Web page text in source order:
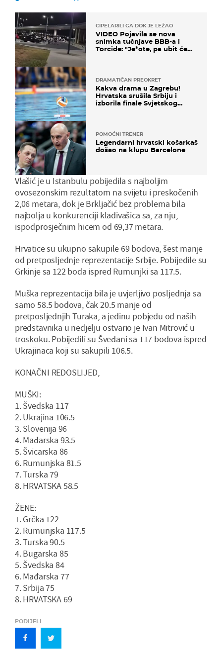
CIPELARILI GA DOK JE LEŽAO
VIDEO Pojavila se nova
snimka tučnjave BBB-a i
Torcide: "Je*ote, pa ubit će
DRAMATIČAN PREOKRET
Kakva drama u Zagrebu!
Hrvatska srušila Srbiju i
izborila finale Svjetskog
POMOĆNI TRENER
Legendarni hrvatski košarkaš
došao na klupu Barcelone
Vlašić je u Istanbulu pobijedila s najboljim
ovosezonskim rezultatom na svijetu i preskočenih
2,06 metara, dok je Brkljačić bez problema bila
najbolja u konkurenciji kladivašica sa, za nju,
ispodprosječnim hicem od 69,37 metara.
Hrvatice su ukupno sakupile 69 bodova, šest manje
od pretposljednje reprezentacije Srbije. Pobijedile su
Grkinje sa 122 boda ispred Rumunjki sa 117.5.
Muška reprezentacija bila je uvjerljivo posljednja sa
samo 58.5 bodova, čak 20.5 manje od
pretposljednjih Turaka, a jedinu pobjedu od naših
predstavnika u nedjelju ostvario je Ivan Mitrović u
troskoku. Pobijedili su Šveđani sa 117 bodova ispred
Ukrajinaca koji su sakupili 106.5.
KONAČNI REDOSLIJED,
MUŠKI:
1. Švedska 117
2. Ukrajina 106.5
3. Slovenija 96
4. Mađarska 93.5
5. Švicarska 86
6. Rumunjska 81.5
7. Turska 79
8. HRVATSKA 58.5
ŽENE:
1. Grčka 122
2. Rumunjska 117.5
3. Turska 90.5
4. Bugarska 85
5. Švedska 84
6. Mađarska 77
7. Srbija 75
8. HRVATSKA 69
PODIJELI